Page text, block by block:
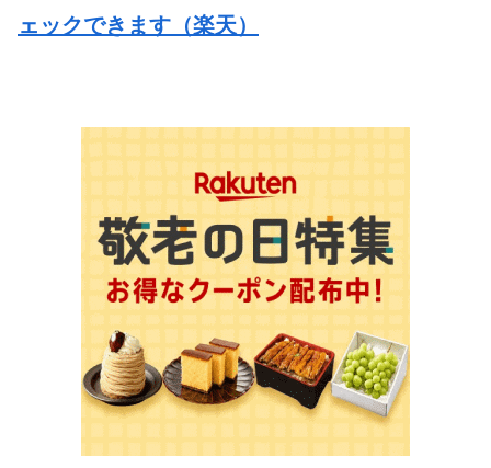
ェックできます（楽天）